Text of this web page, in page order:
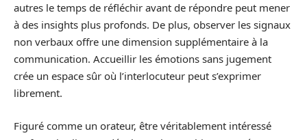
autres le temps de réfléchir avant de répondre peut mener
à des insights plus profonds. De plus, observer les signaux
non verbaux offre une dimension supplémentaire à la
communication. Accueillir les émotions sans jugement
crée un espace sûr où l’interlocuteur peut s’exprimer
librement.
Figuré comme un orateur, être véritablement intéressé